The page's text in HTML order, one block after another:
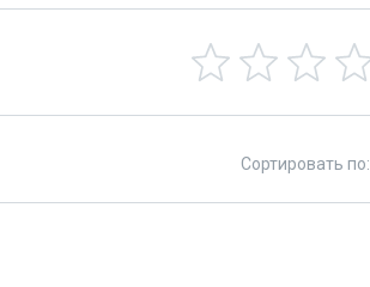
Сортировать по: